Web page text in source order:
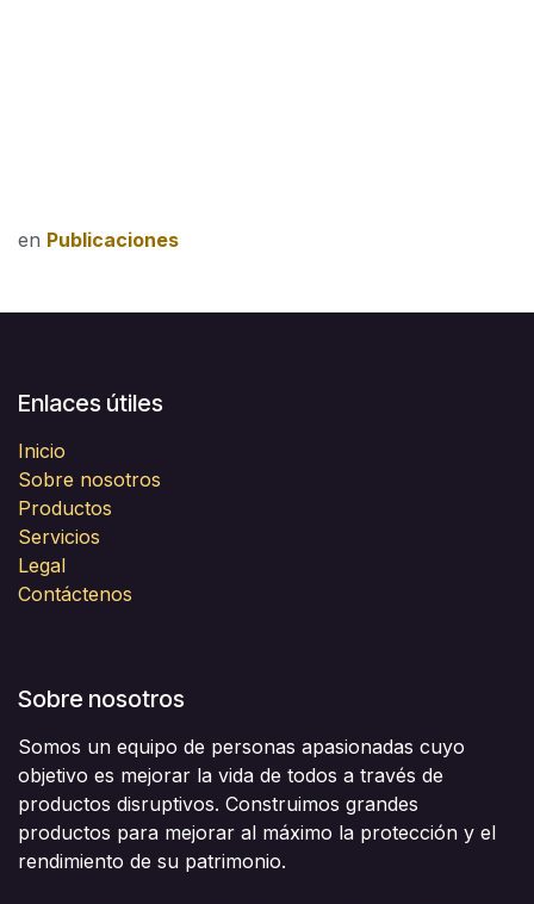
en Publicaciones
Enlaces útiles
Inicio
Sobre nosotros
Productos
Servicios
Legal
Contáctenos
Sobre nosotros
Somos un equipo de personas apasionadas cuyo
objetivo es mejorar la vida de todos a través de
productos disruptivos. Construimos grandes
productos para mejorar al máximo la protección y el
rendimiento de su patrimonio.